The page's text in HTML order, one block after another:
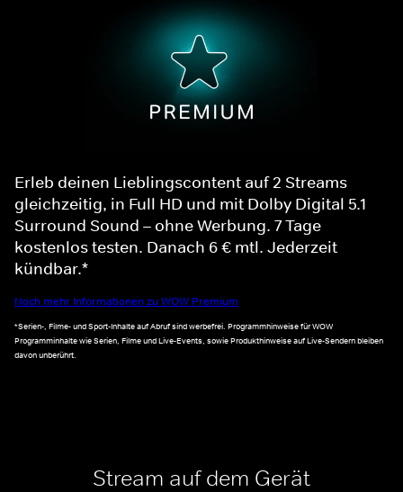
Erleb deinen Lieblingscontent auf 2 Streams
gleichzeitig, in Full HD und mit Dolby Digital 5.1
Surround Sound – ohne Werbung. 7 Tage
kostenlos testen. Danach 6 € mtl. Jederzeit
kündbar.*
Noch mehr Informationen zu WOW Premium
*Serien-, Filme- und Sport-Inhalte auf Abruf sind werbefrei. Programmhinweise für WOW
Programminhalte wie Serien, Filme und Live-Events, sowie Produkthinweise auf Live-Sendern bleiben
davon unberührt.
Stream auf dem Gerät